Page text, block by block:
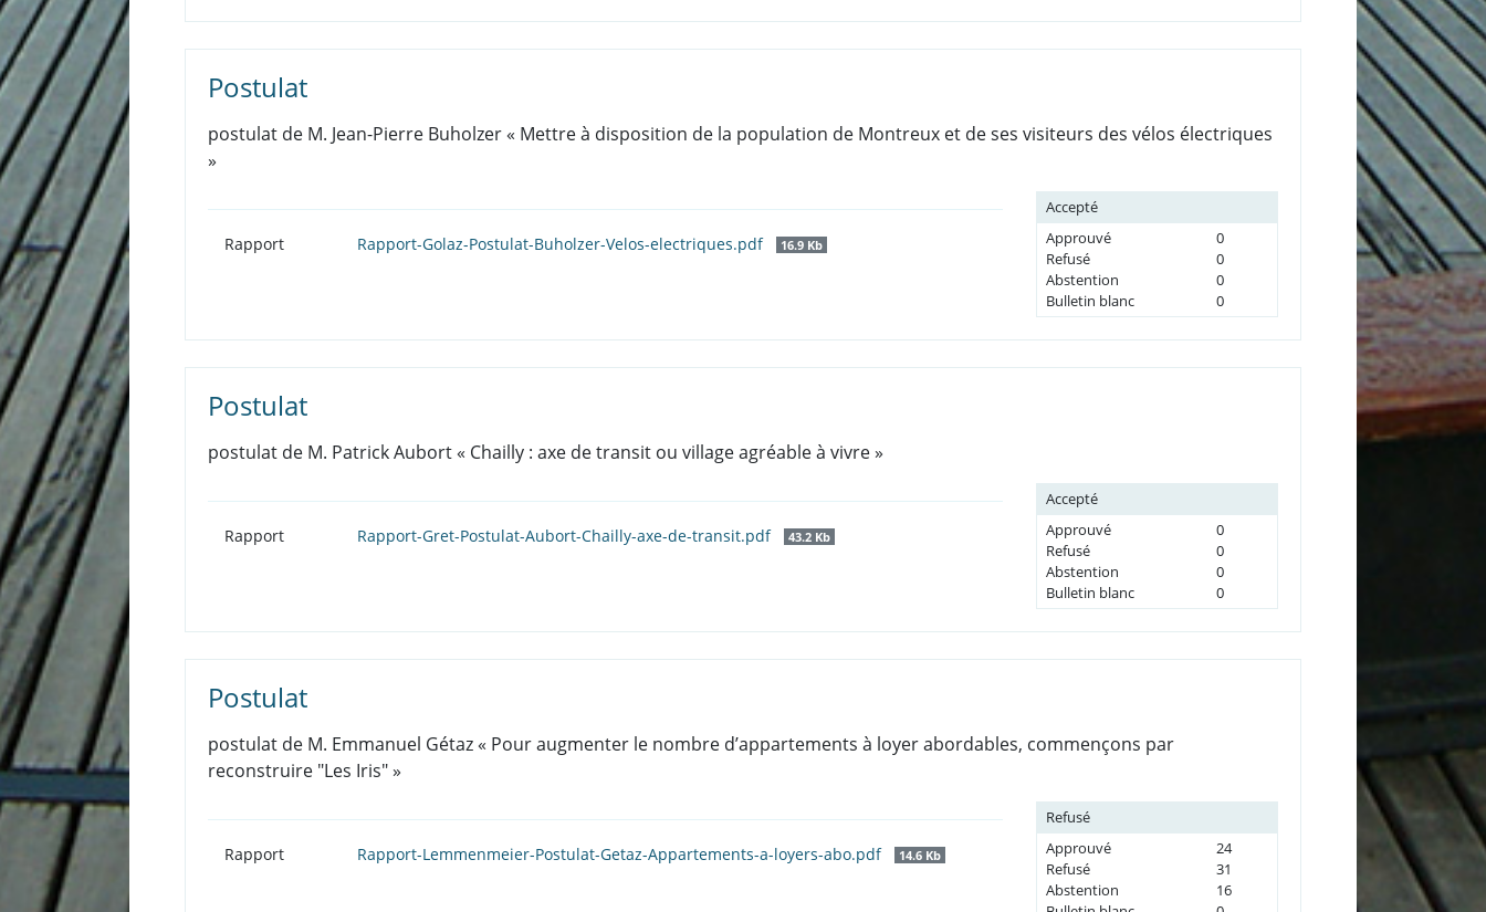
Postulat
postulat de M. Jean-Pierre Buholzer « Mettre à disposition de la population de Montreux et de ses visiteurs des vélos électriques
»
Rapport Rapport-Golaz-Postulat-Buholzer-Velos-electriques.pdf 16.9 Kb
Accepté
Approuvé
0
Refusé
0
Abstention
0
Bulletin blanc
0
Postulat
postulat de M. Patrick Aubort « Chailly : axe de transit ou village agréable à vivre »
Rapport Rapport-Gret-Postulat-Aubort-Chailly-axe-de-transit.pdf 43.2 Kb
Accepté
Approuvé
0
Refusé
0
Abstention
0
Bulletin blanc
0
Postulat
postulat de M. Emmanuel Gétaz « Pour augmenter le nombre d’appartements à loyer abordables, commençons par
reconstruire "Les Iris" »
Rapport Rapport-Lemmenmeier-Postulat-Getaz-Appartements-a-loyers-abo.pdf 14.6 Kb
Refusé
Approuvé
24
Refusé
31
Abstention
16